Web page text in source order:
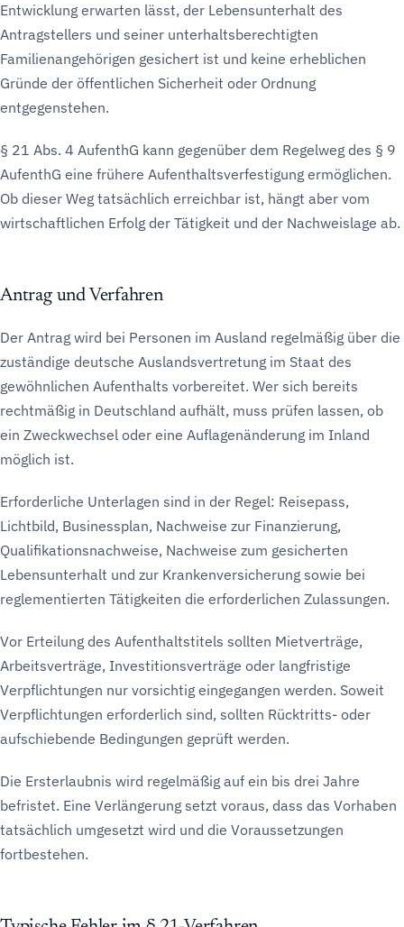
Entwicklung erwarten lässt, der Lebensunterhalt des
Antragstellers und seiner unterhaltsberechtigten
Familienangehörigen gesichert ist und keine erheblichen
Gründe der öffentlichen Sicherheit oder Ordnung
entgegenstehen.
§ 21 Abs. 4 AufenthG kann gegenüber dem Regelweg des § 9
AufenthG eine frühere Aufenthaltsverfestigung ermöglichen.
Ob dieser Weg tatsächlich erreichbar ist, hängt aber vom
wirtschaftlichen Erfolg der Tätigkeit und der Nachweislage ab.
Antrag und Verfahren
Der Antrag wird bei Personen im Ausland regelmäßig über die
zuständige deutsche Auslandsvertretung im Staat des
gewöhnlichen Aufenthalts vorbereitet. Wer sich bereits
rechtmäßig in Deutschland aufhält, muss prüfen lassen, ob
ein Zweckwechsel oder eine Auflagenänderung im Inland
möglich ist.
Erforderliche Unterlagen sind in der Regel: Reisepass,
Lichtbild, Businessplan, Nachweise zur Finanzierung,
Qualifikationsnachweise, Nachweise zum gesicherten
Lebensunterhalt und zur Krankenversicherung sowie bei
reglementierten Tätigkeiten die erforderlichen Zulassungen.
Vor Erteilung des Aufenthaltstitels sollten Mietverträge,
Arbeitsverträge, Investitionsverträge oder langfristige
Verpflichtungen nur vorsichtig eingegangen werden. Soweit
Verpflichtungen erforderlich sind, sollten Rücktritts- oder
aufschiebende Bedingungen geprüft werden.
Die Ersterlaubnis wird regelmäßig auf ein bis drei Jahre
befristet. Eine Verlängerung setzt voraus, dass das Vorhaben
tatsächlich umgesetzt wird und die Voraussetzungen
fortbestehen.